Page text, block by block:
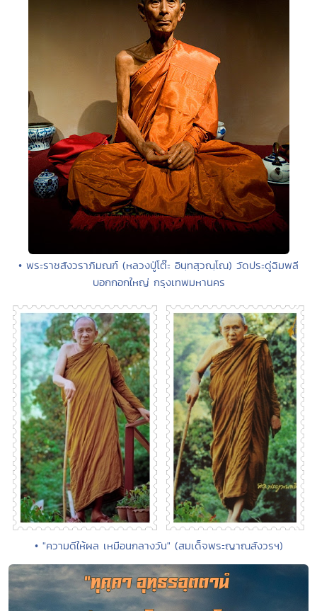
• พระราชสังวราภิมณฑ์ (หลวงปู่โต๊ะ อินฺทสุวณฺโณ) วัดประดู่ฉิมพลี
บอกกอกใหญ่ กรุงเทพมหานคร
• "ความดีให้ผล เหมือนกลางวัน" (สมเด็จพระญาณสังวรฯ)